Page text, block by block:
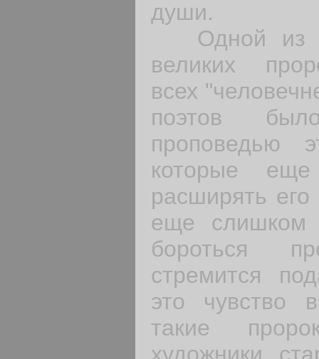
души.
Одной из
великих
всех
поэтов
проповедью
которые
расширять
еще слишком
бороться
стремится
это чувство
такие